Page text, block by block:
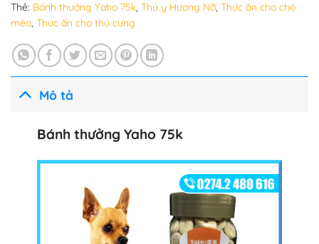
Thẻ: Bánh thưởng Yaho 75k, Thú y Hương Nỡ, Thức ăn cho chó
mèo, Thức ăn cho thú cưng
Mô tả
Bánh thưởng Yaho 75k